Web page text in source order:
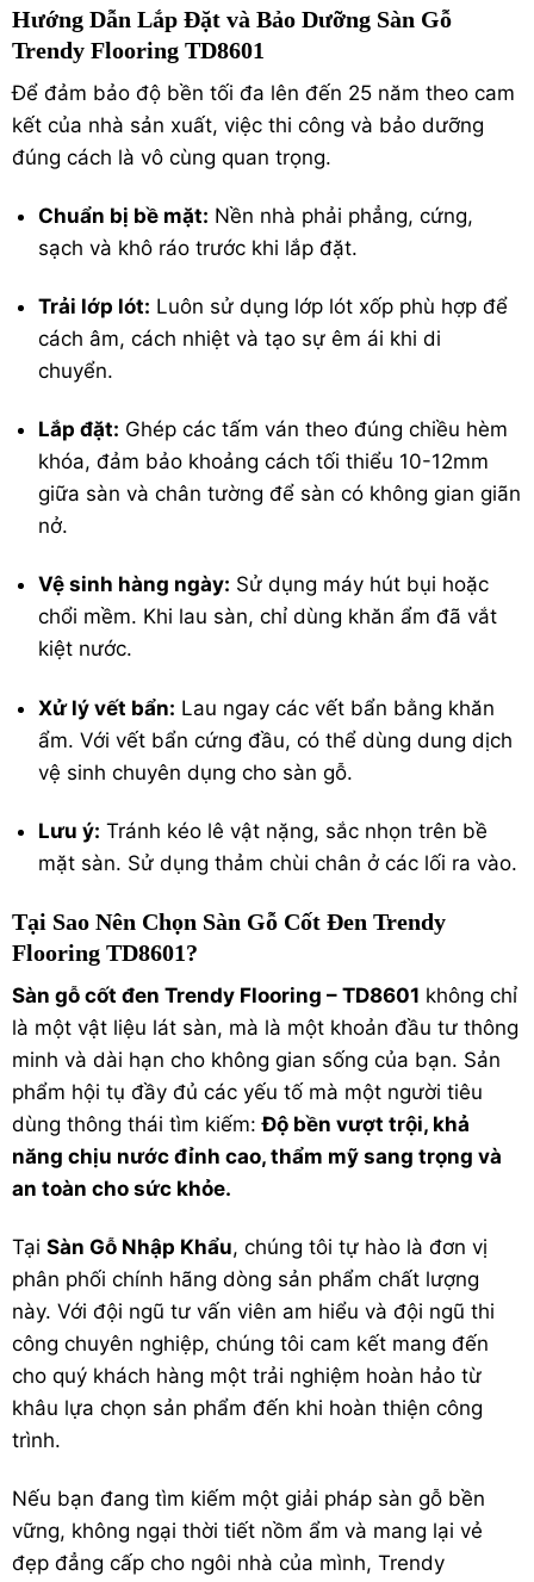
Hướng Dẫn Lắp Đặt và Bảo Dưỡng Sàn Gỗ
Trendy Flooring TD8601
Để đảm bảo độ bền tối đa lên đến 25 năm theo cam
kết của nhà sản xuất, việc thi công và bảo dưỡng
đúng cách là vô cùng quan trọng.
Chuẩn bị bề mặt: Nền nhà phải phẳng, cứng,
sạch và khô ráo trước khi lắp đặt.
Trải lớp lót: Luôn sử dụng lớp lót xốp phù hợp để
cách âm, cách nhiệt và tạo sự êm ái khi di
chuyển.
Lắp đặt: Ghép các tấm ván theo đúng chiều hèm
khóa, đảm bảo khoảng cách tối thiểu 10-12mm
giữa sàn và chân tường để sàn có không gian giãn
nở.
Vệ sinh hàng ngày: Sử dụng máy hút bụi hoặc
chổi mềm. Khi lau sàn, chỉ dùng khăn ẩm đã vắt
kiệt nước.
Xử lý vết bẩn: Lau ngay các vết bẩn bằng khăn
ẩm. Với vết bẩn cứng đầu, có thể dùng dung dịch
vệ sinh chuyên dụng cho sàn gỗ.
Lưu ý: Tránh kéo lê vật nặng, sắc nhọn trên bề
mặt sàn. Sử dụng thảm chùi chân ở các lối ra vào.
Tại Sao Nên Chọn Sàn Gỗ Cốt Đen Trendy
Flooring TD8601?
Sàn gỗ cốt đen Trendy Flooring – TD8601 không chỉ
là một vật liệu lát sàn, mà là một khoản đầu tư thông
minh và dài hạn cho không gian sống của bạn. Sản
phẩm hội tụ đầy đủ các yếu tố mà một người tiêu
dùng thông thái tìm kiếm:Độ bền vượt trội, khả
năng chịu nước đỉnh cao, thẩm mỹ sang trọng và
an toàn cho sức khỏe.
Tại Sàn Gỗ Nhập Khẩu, chúng tôi tự hào là đơn vị
phân phối chính hãng dòng sản phẩm chất lượng
này. Với đội ngũ tư vấn viên am hiểu và đội ngũ thi
công chuyên nghiệp, chúng tôi cam kết mang đến
cho quý khách hàng một trải nghiệm hoàn hảo từ
khâu lựa chọn sản phẩm đến khi hoàn thiện công
trình.
Nếu bạn đang tìm kiếm một giải pháp sàn gỗ bền
vững, không ngại thời tiết nồm ẩm và mang lại vẻ
đẹp đẳng cấp cho ngôi nhà của mình, Trendy